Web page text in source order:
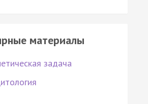
материалы
задача